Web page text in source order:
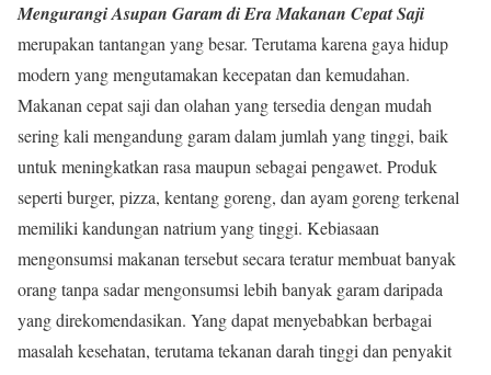
Mengurangi Asupan Garam di Era Makanan Cepat Saji
merupakan tantangan yang besar. Terutama karena gaya hidup
modern yang mengutamakan kecepatan dan kemudahan.
Makanan cepat saji dan olahan yang tersedia dengan mudah
sering kali mengandung garam dalam jumlah yang tinggi, baik
untuk meningkatkan rasa maupun sebagai pengawet. Produk
seperti burger, pizza, kentang goreng, dan ayam goreng terkenal
memiliki kandungan natrium yang tinggi. Kebiasaan
mengonsumsi makanan tersebut secara teratur membuat banyak
orang tanpa sadar mengonsumsi lebih banyak garam daripada
yang direkomendasikan. Yang dapat menyebabkan berbagai
masalah kesehatan, terutama tekanan darah tinggi dan penyakit